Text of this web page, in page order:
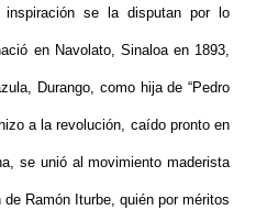
inspiración se la disputan por lo
en Navolato, Sinaloa en 1893,
Durango, como hija de “Pedro
a la revolución, caído pronto en
se unió al movimiento maderista
Ramón Iturbe, quién por méritos